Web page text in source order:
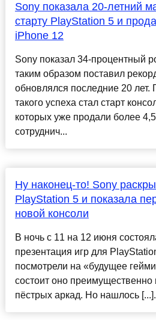
Sony показала 20-летний
старту PlayStation 5 и
iPhone 12
Sony показал 34-процентный
таким образом поставил
обновлялся последние 20
такого успеха стал старт
которых уже продали более
сотруднич...
Ну наконец-то! Sony
PlayStation 5 и показала
новой консоли
В ночь с 11 на 12 июня
презентация игр для
посмотрели на «будущее
состоит оно преимущественно
пёстрых аркад. Но нашлось